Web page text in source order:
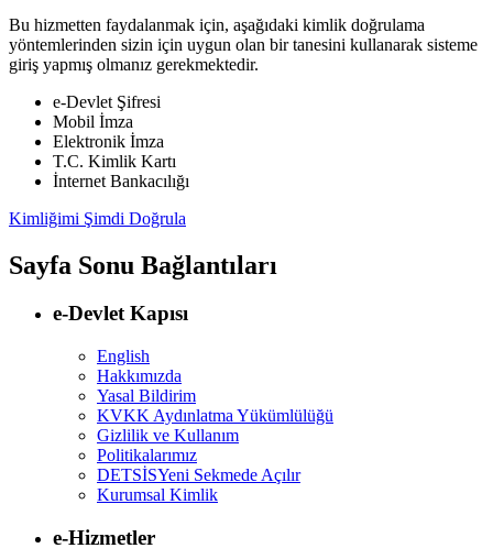
Bu hizmetten faydalanmak için, aşağıdaki kimlik doğrulama
yöntemlerinden sizin için uygun olan bir tanesini kullanarak sisteme
giriş yapmış olmanız gerekmektedir.
e-Devlet Şifresi
Mobil İmza
Elektronik İmza
T.C. Kimlik Kartı
İnternet Bankacılığı
Kimliğimi Şimdi Doğrula
Sayfa Sonu Bağlantıları
e-Devlet Kapısı
English
Hakkımızda
Yasal Bildirim
KVKK Aydınlatma Yükümlülüğü
Gizlilik ve Kullanım
Politikalarımız
DETSİSYeni Sekmede Açılır
Kurumsal Kimlik
e-Hizmetler